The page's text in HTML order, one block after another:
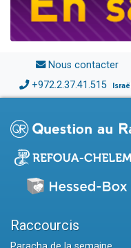
Nous contacter
+972.2.37.41.515
Raccourcis